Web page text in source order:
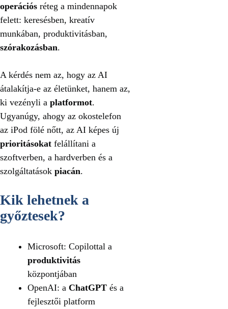
operációs réteg a mindennapok
felett: keresésben, kreatív
munkában, produktivitásban,
szórakozásban.
A kérdés nem az, hogy az AI
átalakítja-e az életünket, hanem az,
ki vezényli a platformot.
Ugyanúgy, ahogy az okostelefon
az iPod fölé nőtt, az AI képes új
prioritásokat felállítani a
szoftverben, a hardverben és a
szolgáltatások piacán.
Kik lehetnek a
győztesek?
Microsoft: Copilottal a
produktivitás
központjában
OpenAI: a ChatGPT és a
fejlesztői platform